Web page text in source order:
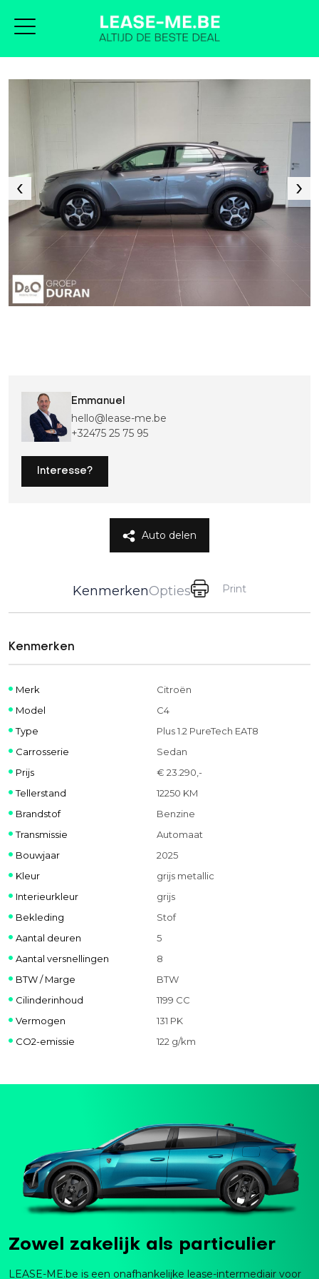
Emmanuel
hello@lease-me.be
+32475 25 75 95
Interesse?
Auto delen
KenmerkenOpties Print
Kenmerken
Merk
Citroën
Model
C4
Type
Plus 1.2 PureTech EAT8
Carrosserie
Sedan
Prijs
€ 23.290,-
Tellerstand
12250 KM
Brandstof
Benzine
Transmissie
Automaat
Bouwjaar
2025
Kleur
grijs metallic
Interieurkleur
grijs
Bekleding
Stof
Aantal deuren
5
Aantal versnellingen
8
BTW / Marge
BTW
Cilinderinhoud
1199 CC
Vermogen
131 PK
CO2-emissie
122 g/km
Zowel zakelijk als particulier
LEASE-ME.be is een onafhankelijke lease-intermediair voor